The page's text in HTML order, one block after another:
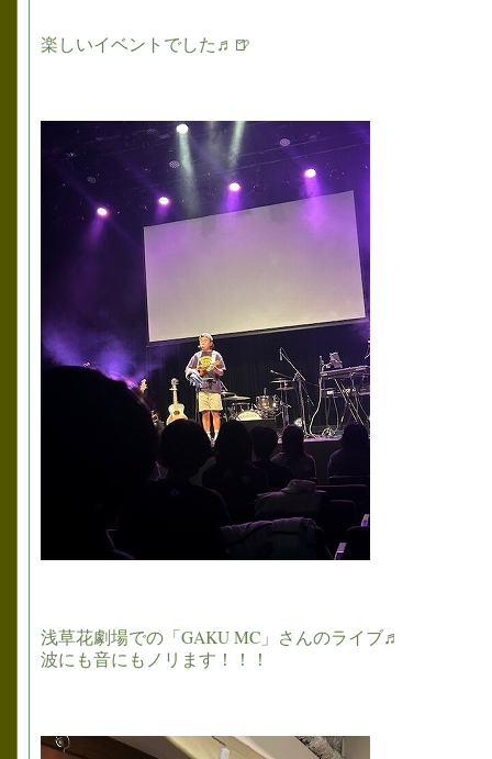
楽しいイベントでした♬🍺
浅草花劇場での「GAKU MC」さんのライブ♬
波にも音にもノリます！！！